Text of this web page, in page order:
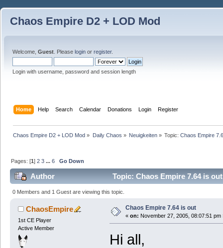
Chaos Empire D2 + LOD Mod
Welcome, Guest . Please login or register.
Login with username, password and session length
Home Help Search Calendar Donations Login Register
Chaos Empire D2 + LOD Mod » Daily Chaos » Neuigkeiten» Topic:Chaos Empire
Pages: [1]2 3 ...6 Go Down
Author Topic: Chaos Empire 7.64 is
0 Members and 1 Guest are viewing this topic.
ChaosEmpire
1st CE Player
Active Member
Chaos Empire 7.64 is out
« on: November 27, 2005, 08:07:51 pm
Hi all,